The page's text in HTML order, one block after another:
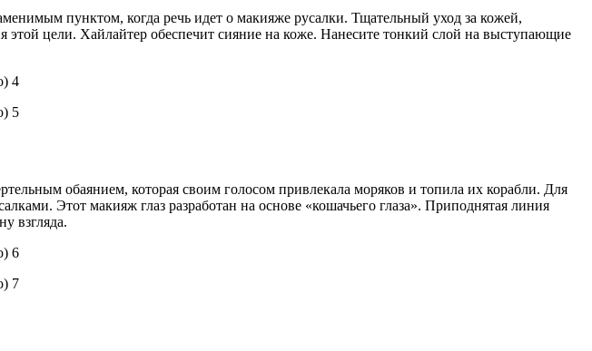
пунктом, когда речь идет о макияже русалки. Тщательный уход за кожей,
цели. Хайлайтер обеспечит сияние на коже. Нанесите тонкий слой на выступающие
обаянием, которая своим голосом привлекала моряков и топила их корабли. Для
Этот макияж глаз разработан на основе «кошачьего глаза». Приподнятая линия
взгляда.